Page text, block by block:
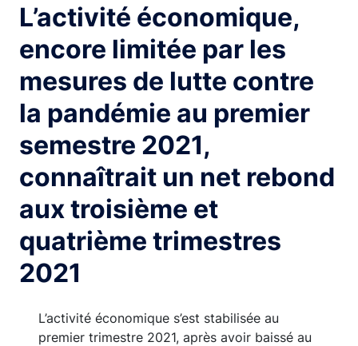
L’activité économique,
encore limitée par les
mesures de lutte contre
la pandémie au premier
semestre 2021,
connaîtrait un net rebond
aux troisième et
quatrième trimestres
2021
L’activité économique s’est stabilisée au
premier trimestre 2021, après avoir baissé au